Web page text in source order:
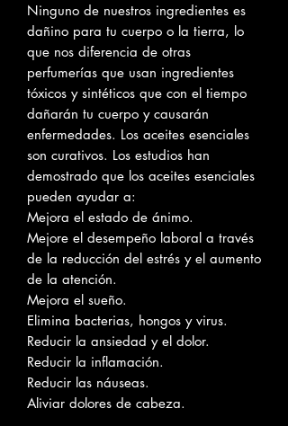
Ninguno de nuestros ingredientes es
dañino para tu cuerpo o la tierra, lo
que nos diferencia de otras
perfumerías que usan ingredientes
tóxicos y sintéticos que con el tiempo
dañarán tu cuerpo y causarán
enfermedades. Los aceites esenciales
son curativos. Los estudios han
demostrado que los aceites esenciales
pueden ayudar a:
Mejora el estado de ánimo.
Mejore el desempeño laboral a través
de la reducción del estrés y el aumento
de la atención.
Mejora el sueño.
Elimina bacterias, hongos y virus.
Reducir la ansiedad y el dolor.
Reducir la inflamación.
Reducir las náuseas.
Aliviar dolores de cabeza.